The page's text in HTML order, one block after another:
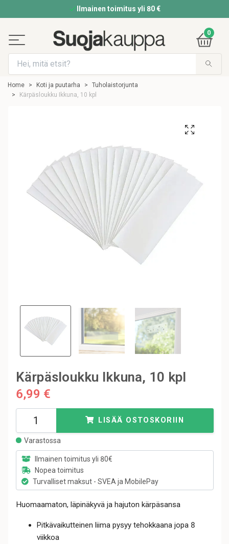
Ilmainen toimitus yli 80 €
0
Home Koti ja puutarha
Tuholaistorjunta
Kärpäsloukku Ikkuna, 10 kpl
Kärpäsloukku Ikkuna, 10 kpl
6,99 €
LISÄÄ OSTOSKORIIN
Varastossa
Ilmainen toimitus yli 80€
Nopea toimitus
Turvalliset maksut - SVEA ja MobilePay
Huomaamaton, läpinäkyvä ja hajuton kärpäsansa
Pitkävaikutteinen liima pysyy tehokkaana jopa 8
viikkoa